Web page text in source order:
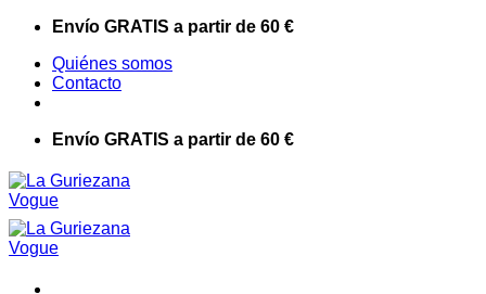
Saltar
contenido
Envío GRATIS a partir de 60 €
Quiénes somos
Contacto
Envío GRATIS a partir de 60 €